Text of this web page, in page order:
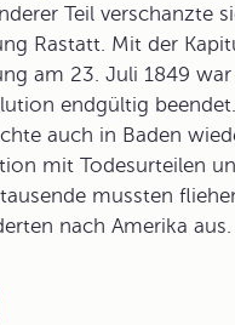
Teil verschanzte
Rastatt. Mit der
am 23. Juli 1849
endgültig
auch in Baden
mit Todesurteilen
mussten
nach Amerika aus.